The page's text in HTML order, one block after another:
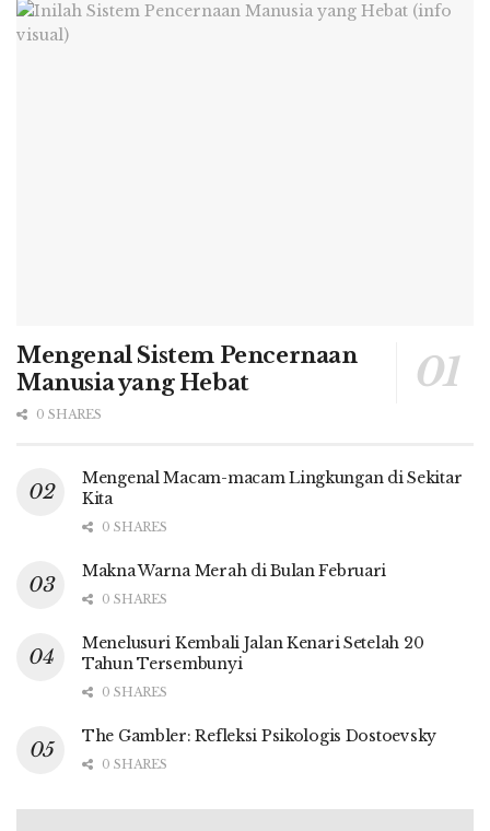
Mengenal Sistem Pencernaan
Manusia yang Hebat
0 SHARES
Mengenal Macam-macam Lingkungan di Sekitar
Kita
0 SHARES
Makna Warna Merah di Bulan Februari
0 SHARES
Menelusuri Kembali Jalan Kenari Setelah 20
Tahun Tersembunyi
0 SHARES
The Gambler: Refleksi Psikologis Dostoevsky
0 SHARES